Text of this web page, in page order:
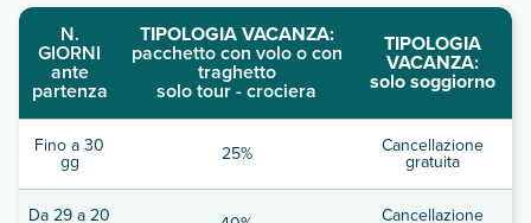
N.
GIORNI
ante
partenza
TIPOLOGIA VACANZA:
pacchetto con volo o con
traghetto
solo tour - crociera
TIPOLOGIA
VACANZA:
solo soggiorno
Fino a 30
gg 25% Cancellazione
gratuita
Da 29 a 20 Cancellazione